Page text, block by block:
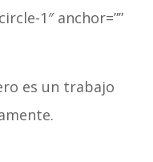
1″ anchor=””
es un trabajo